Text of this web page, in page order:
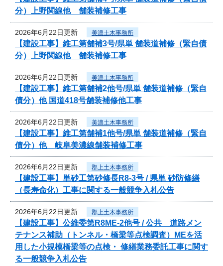
分）上野関線他 舗装補修工事
2026年6月22日更新 美濃土木事務所
【建設工事】維工第舗補3号/県単 舗装道補修（緊自債
分）上野関線他 舗装補修工事
2026年6月22日更新 美濃土木事務所
【建設工事】維工第舗補2他号/県単 舗装道補修（緊自
債分）他 国道418号舗装補修他工事
2026年6月22日更新 美濃土木事務所
【建設工事】維工第舗補1他号/県単 舗装道補修（緊自
債分）他 岐阜美濃線舗装補修工事
2026年6月22日更新 郡上土木事務所
【建設工事】単砂工第砂修長R8-3号 / 県単 砂防修繕
（長寿命化）工事に関する一般競争入札公告
2026年6月22日更新 郡上土木事務所
【建設工事】公維委第R8ME-2他号 / 公共 道路メン
テナンス補助（トンネル・橋梁等点検調査）MEを活
用した小規模橋梁等の点検・ 修繕業務委託工事に関す
る一般競争入札公告